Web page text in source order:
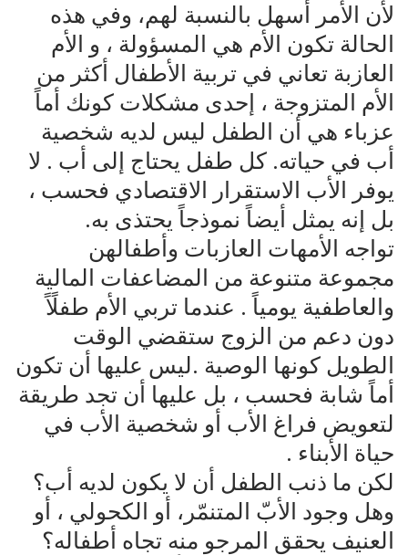
لأن الأمر أسهل بالنسبة لهم، وفي هذه
الحالة تكون الأم هي المسؤولة ، و الأم
العازبة تعاني في تربية الأطفال أكثر من
الأم المتزوجة ، إحدى مشكلات كونك أماً
عزباء هي أن الطفل ليس لديه شخصية
أب في حياته. كل طفل يحتاج إلى أب . لا
يوفر الأب الاستقرار الاقتصادي فحسب ،
بل إنه يمثل أيضاً نموذجاً يحتذى به.
تواجه الأمهات العازبات وأطفالهن
مجموعة متنوعة من المضاعفات المالية
والعاطفية يومياً . عندما تربي الأم طفلًاً
دون دعم من الزوج ستقضي الوقت
الطويل كونها الوصية .ليس عليها أن تكون
أماً شابة فحسب ، بل عليها أن تجد طريقة
لتعويض فراغ الأب أو شخصية الأب في
حياة الأبناء .
لكن ما ذنب الطفل أن لا يكون لديه أب؟
وهل وجود الأبّ المتنمّر، أو الكحولي ، أو
العنيف يحقق المرجو منه تجاه أطفاله؟